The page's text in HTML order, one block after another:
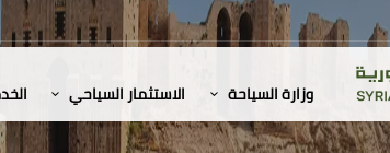
وزارة السياحة الاستثمار السياحي